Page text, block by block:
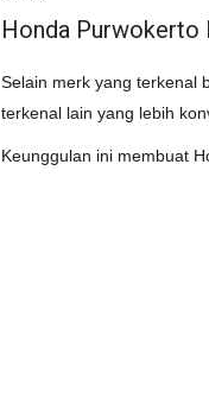
Honda Purwokerto
Selain merk yang terkenal
terkenal lain yang lebih
Keunggulan ini membuat